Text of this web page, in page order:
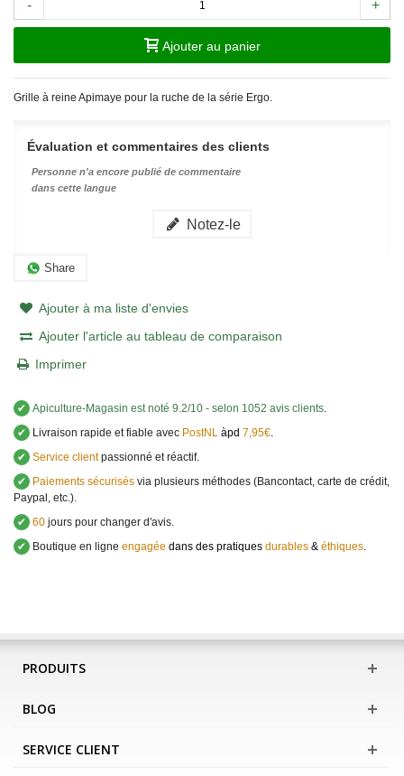
- +
Ajouter au panier
Grille à reine Apimaye pour la ruche de la série Ergo.
Évaluation et commentaires des clients
Personne n'a encore publié de commentaire
dans cette langue
Notez-le
Share
Ajouter à ma liste d'envies
Ajouter l'article au tableau de comparaison
Imprimer
✔ Apiculture-Magasin est noté 9.2/10 - selon 1052 avis clients.
✔
Livraison rapide et fiable avec PostNL àpd 7,95€.
✔ Service clientpassionné et réactif.
✔
Paiements sécurisés via plusieurs méthodes (Bancontact, carte de crédit,
Paypal, etc.).
✔ 60 jours pour changer d'avis.
✔
Boutique en ligne engagée dans des pratiques durables & éthiques.
PRODUITS
BLOG
SERVICE CLIENT